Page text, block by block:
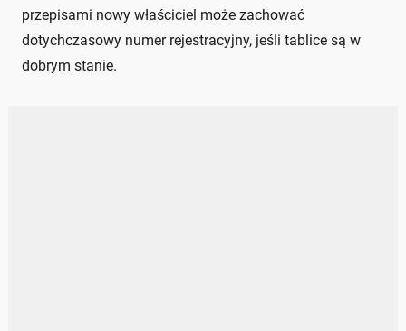
przepisami nowy właściciel może zachować
dotychczasowy numer rejestracyjny, jeśli tablice są w
dobrym stanie.